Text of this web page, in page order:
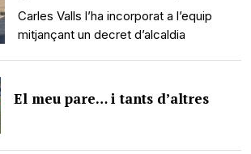
Carles Valls l’ha incorporat a l’equip
mitjançant un decret d’alcaldia
El meu pare… i tants d’altres